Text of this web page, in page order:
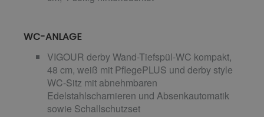
WC-ANLAGE
VIGOUR derby Wand-Tiefspül-WC kompakt,
48 cm, weiß mit PflegePLUS und derby style
WC-Sitz mit abnehmbaren
Edelstahlscharnieren und Absenkautomatik
sowie Schallschutzset